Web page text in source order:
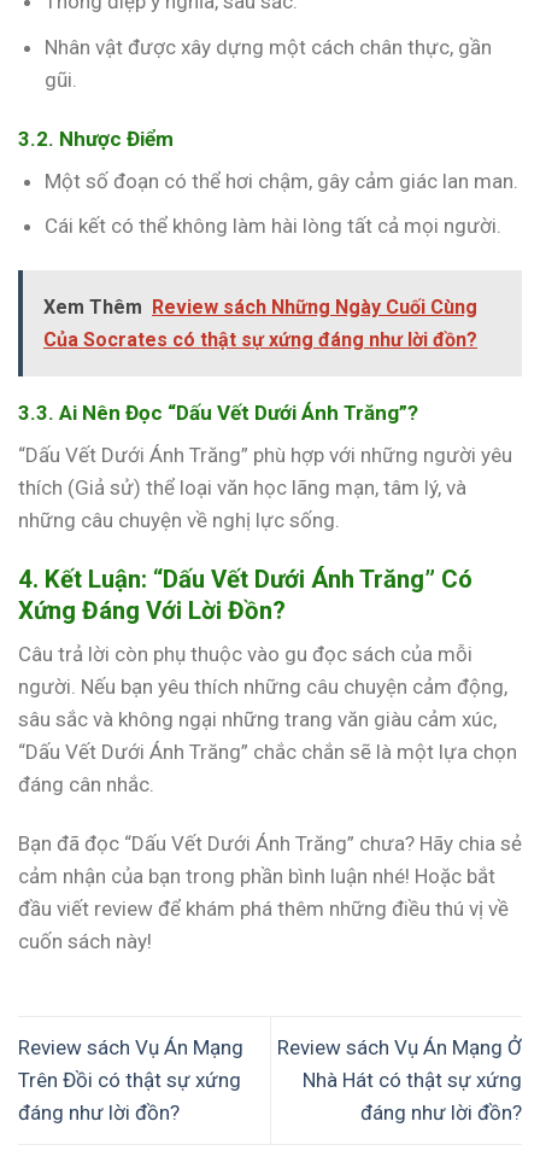
Nhân vật được xây dựng một cách chân thực, gần
gũi.
3.2. Nhược Điểm
Một số đoạn có thể hơi chậm, gây cảm giác lan man.
Cái kết có thể không làm hài lòng tất cả mọi người.
Xem Thêm Review sách Những Ngày Cuối Cùng
Của Socrates có thật sự xứng đáng như lời đồn?
3.3. Ai Nên Đọc “Dấu Vết Dưới Ánh Trăng”?
“Dấu Vết Dưới Ánh Trăng” phù hợp với những người yêu
thích (Giả sử) thể loại văn học lãng mạn, tâm lý, và
những câu chuyện về nghị lực sống.
4. Kết Luận: “Dấu Vết Dưới Ánh Trăng” Có
Xứng Đáng Với Lời Đồn?
Câu trả lời còn phụ thuộc vào gu đọc sách của mỗi
người. Nếu bạn yêu thích những câu chuyện cảm động,
sâu sắc và không ngại những trang văn giàu cảm xúc,
“Dấu Vết Dưới Ánh Trăng” chắc chắn sẽ là một lựa chọn
đáng cân nhắc.
Bạn đã đọc “Dấu Vết Dưới Ánh Trăng” chưa? Hãy chia sẻ
cảm nhận của bạn trong phần bình luận nhé! Hoặc bắt
đầu viết review để khám phá thêm những điều thú vị về
cuốn sách này!
Review sách Vụ Án Mạng
Trên Đồi có thật sự xứng
đáng như lời đồn?
Review sách Vụ Án Mạng Ở
Nhà Hát có thật sự xứng
đáng như lời đồn?